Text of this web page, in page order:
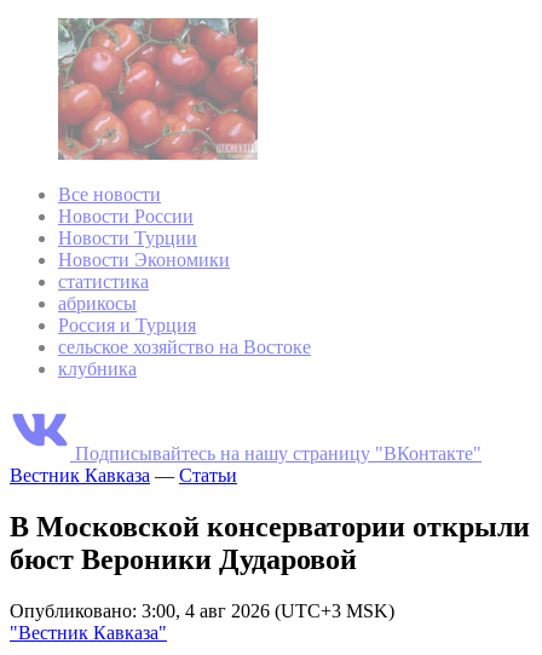
Все новости
Новости России
Новости Турции
Новости Экономики
статистика
абрикосы
Россия и Турция
сельское хозяйство на Востоке
клубника
Подписывайтесь на нашу страницу "ВКонтакте"
Вестник Кавказа — Статьи
В Московской консерватории открыли
бюст Вероники Дударовой
Опубликовано: 3:00, 4 авг 2026 (UTC+3 MSK)
"Вестник Кавказа"